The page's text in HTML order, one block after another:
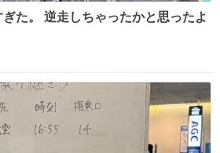
た。 逆走しちゃったかと思ったよ